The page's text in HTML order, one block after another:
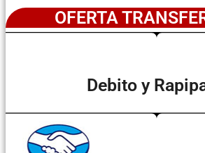
OFERTA
Debito y